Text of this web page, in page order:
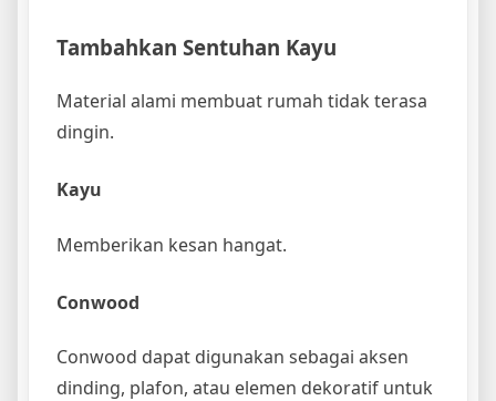
Tambahkan Sentuhan Kayu
Material alami membuat rumah tidak terasa
dingin.
Kayu
Memberikan kesan hangat.
Conwood
Conwood dapat digunakan sebagai aksen
dinding, plafon, atau elemen dekoratif untuk